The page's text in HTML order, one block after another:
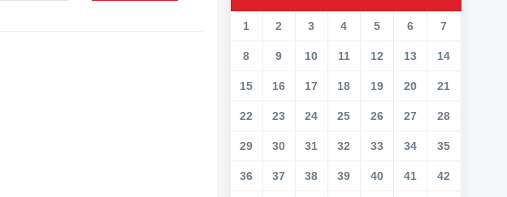
1 2 3 4 5 6 7
8 9 10 11 12 13 14
15 16 17 18 19 20 21
22 23 24 25 26 27 28
29 30 31 32 33 34 35
36 37 38 39 40 41 42